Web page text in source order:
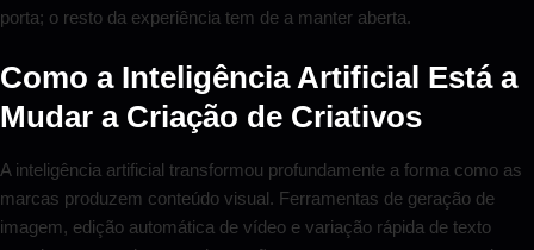
porta; o resto da experiência tem de a manter aberta.
Como a Inteligência Artificial Está a
Mudar a Criação de Criativos
A inteligência artificial transformou profundamente a forma como as
marcas produzem conteúdo visual. Ferramentas de geração de
imagem, edição automática de vídeo e variação rápida de texto